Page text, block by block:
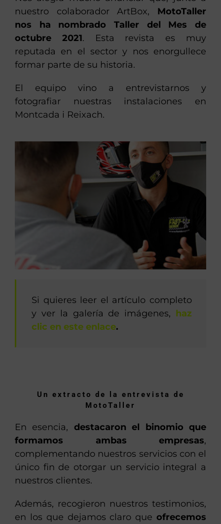
nuestro colaborador ArtBox, MotoTaller
nos ha nombrado Taller del Mes de
octubre 2021. Esta revista es muy
reputada en el sector y nos enorgullece
formar parte de su historia.
El equipo vino a entrevistarnos y
fotografiar nuestras instalaciones en
Montcada i Reixach.
Si quieres leer el artículo completo
y ver la galería de imágenes, haz
clic en este enlace.
Un extracto de la entrevista de
MotoTaller
En esencia, destacaron el binomio que
formamos ambas empresas,
complementando nuestros servicios con el
único fin de otorgar un servicio integral a
nuestros clientes.
Además, recogieron nuestros testimonios,
en los que dejamos claro que ofrecemos